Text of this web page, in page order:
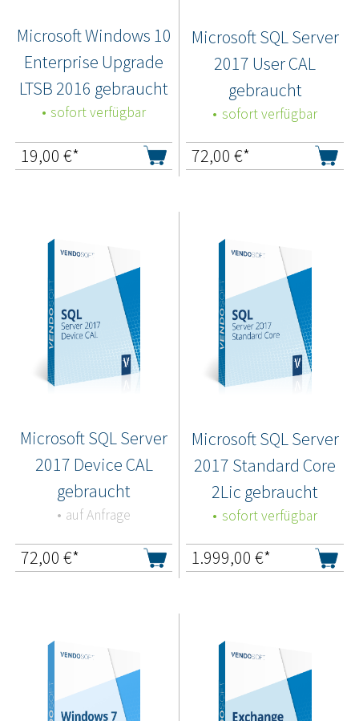
Microsoft Windows 10
Enterprise Upgrade
LTSB 2016 gebraucht
sofort verfügbar
19,00 €*
Microsoft SQL Server
2017 User CAL
gebraucht
sofort verfügbar
72,00 €*
Microsoft SQL Server
2017 Device CAL
gebraucht
auf Anfrage
72,00 €*
Microsoft SQL Server
2017 Standard Core
2Lic gebraucht
sofort verfügbar
1.999,00 €*